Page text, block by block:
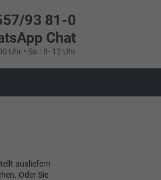
93 81-0
Chat
Uhr • Sa.: 8- 12 Uhr
ausliefern
Oder Sie